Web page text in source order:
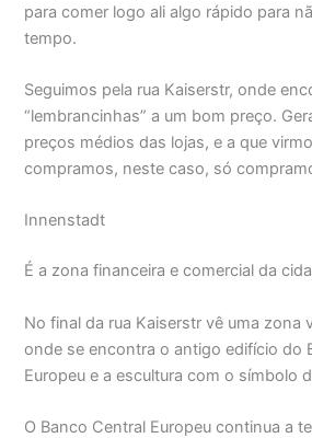
para comer logo ali algo rápido para
tempo.
Seguimos pela rua Kaiserstr, onde
“lembrancinhas” a um bom preço.
preços médios das lojas, e a que
compramos, neste caso, só
Innenstadt
É a zona financeira e comercial da
No final da rua Kaiserstr vê uma zona
onde se encontra o antigo edifício do
Europeu e a escultura com o símbolo
O Banco Central Europeu continua a